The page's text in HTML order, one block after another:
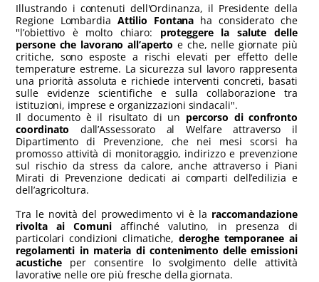
Illustrando i contenuti dell'Ordinanza, il Presidente della
Regione Lombardia Attilio Fontana ha considerato che
"l’obiettivo è molto chiaro: proteggere la salute delle
persone che lavorano all’aperto e che, nelle giornate più
critiche, sono esposte a rischi elevati per effetto delle
temperature estreme. La sicurezza sul lavoro rappresenta
una priorità assoluta e richiede interventi concreti, basati
sulle evidenze scientifiche e sulla collaborazione tra
istituzioni, imprese e organizzazioni sindacali".
Il documento è il risultato di un percorso di confronto
coordinato dall’Assessorato al Welfare attraverso il
Dipartimento di Prevenzione, che nei mesi scorsi ha
promosso attività di monitoraggio, indirizzo e prevenzione
sul rischio da stress da calore, anche attraverso i Piani
Mirati di Prevenzione dedicati ai comparti dell’edilizia e
dell’agricoltura.
Tra le novità del provvedimento vi è la raccomandazione
rivolta ai Comuniaffinché valutino, in presenza di
particolari condizioni climatiche,deroghe temporanee ai
regolamenti in materia di contenimento delle emissioni
acusticheper consentire lo svolgimento delle attività
lavorative nelle ore più fresche della giornata.